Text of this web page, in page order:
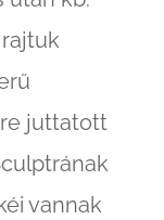
juttatott
vannak